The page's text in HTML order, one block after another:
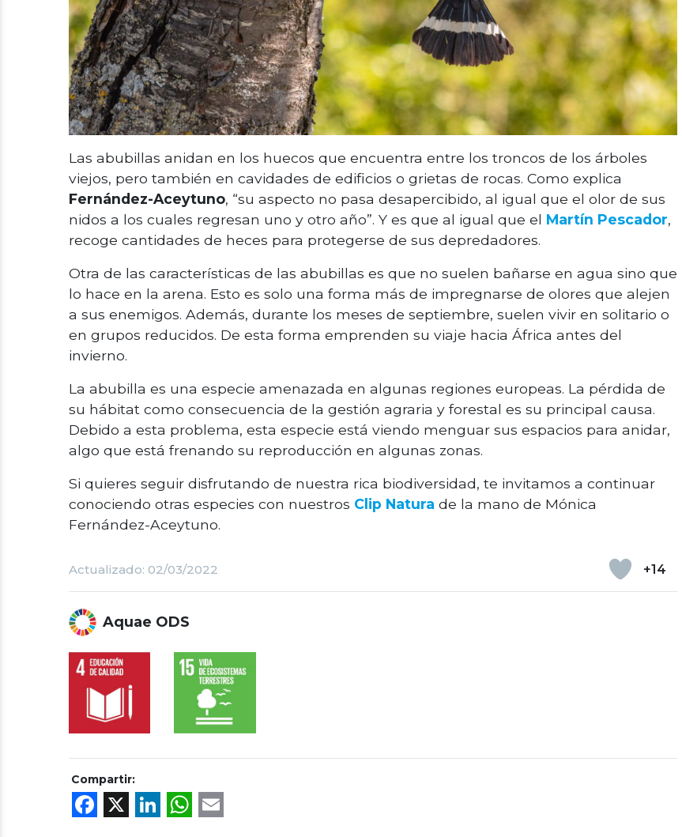
Las abubillas anidan en los huecos que encuentra entre los troncos de los árboles
viejos, pero también en cavidades de edificios o grietas de rocas. Como explica
Fernández-Aceytuno, “su aspecto no pasa desapercibido, al igual que el olor de sus
nidos a los cuales regresan uno y otro año”. Y es que al igual que el Martín Pescador,
recoge cantidades de heces para protegerse de sus depredadores.
Otra de las características de las abubillas es que no suelen bañarse en agua sino que
lo hace en la arena. Esto es solo una forma más de impregnarse de olores que alejen
a sus enemigos. Además, durante los meses de septiembre, suelen vivir en solitario o
en grupos reducidos. De esta forma emprenden su viaje hacia África antes del
invierno.
La abubilla es una especie amenazada en algunas regiones europeas. La pérdida de
su hábitat como consecuencia de la gestión agraria y forestal es su principal causa.
Debido a esta problema, esta especie está viendo menguar sus espacios para anidar,
algo que está frenando su reproducción en algunas zonas.
Si quieres seguir disfrutando de nuestra rica biodiversidad, te invitamos a continuar
conociendo otras especies con nuestros Clip Natura de la mano de Mónica
Fernández-Aceytuno.
+14
Actualizado: 02/03/2022
Aquae ODS
Compartir:
Facebook
X LinkedIn
WhatsApp